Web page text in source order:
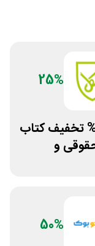
25%
25% تخفیف کتاب
و
50%